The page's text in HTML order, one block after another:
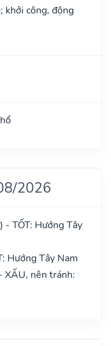
khởi công, động
2026
- TỐT: Hướng Tây
Hướng Tây Nam
XẤU, nên tránh: